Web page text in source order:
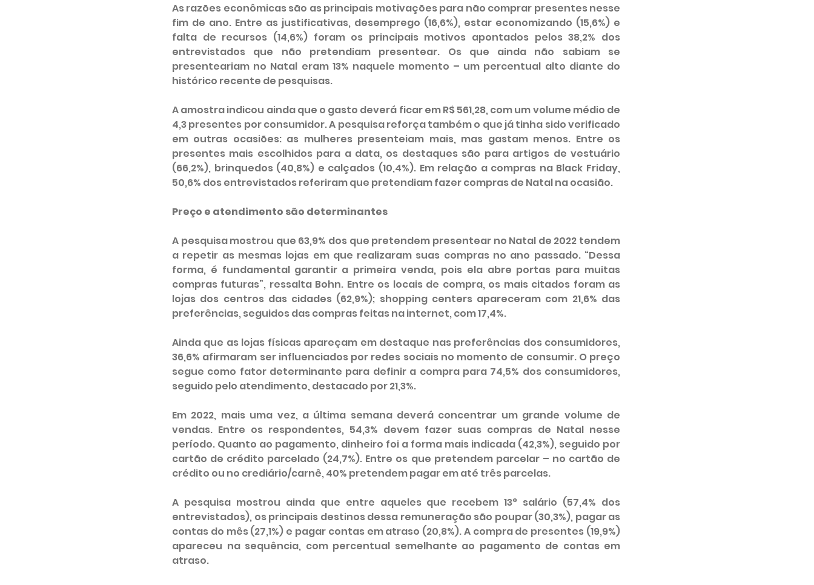
As razões econômicas são as principais motivações para não comprar presentes nesse
fim de ano. Entre as justificativas, desemprego (16,6%), estar economizando (15,6%) e
falta de recursos (14,6%) foram os principais motivos apontados pelos 38,2% dos
entrevistados que não pretendiam presentear. Os que ainda não sabiam se
presenteariam no Natal eram 13% naquele momento – um percentual alto diante do
histórico recente de pesquisas.
A amostra indicou ainda que o gasto deverá ficar em R$ 561,28, com um volume médio de
4,3 presentes por consumidor. A pesquisa reforça também o que já tinha sido verificado
em outras ocasiões: as mulheres presenteiam mais, mas gastam menos. Entre os
presentes mais escolhidos para a data, os destaques são para artigos de vestuário
(66,2%), brinquedos (40,8%) e calçados (10,4%). Em relação a compras na Black Friday,
50,6% dos entrevistados referiram que pretendiam fazer compras de Natal na ocasião.
Preço e atendimento são determinantes
A pesquisa mostrou que 63,9% dos que pretendem presentear no Natal de 2022 tendem
a repetir as mesmas lojas em que realizaram suas compras no ano passado. “Dessa
forma, é fundamental garantir a primeira venda, pois ela abre portas para muitas
compras futuras”, ressalta Bohn. Entre os locais de compra, os mais citados foram as
lojas dos centros das cidades (62,9%); shopping centers apareceram com 21,6% das
preferências, seguidos das compras feitas na internet, com 17,4%.
Ainda que as lojas físicas apareçam em destaque nas preferências dos consumidores,
36,6% afirmaram ser influenciados por redes sociais no momento de consumir. O preço
segue como fator determinante para definir a compra para 74,5% dos consumidores,
seguido pelo atendimento, destacado por 21,3%.
Em 2022, mais uma vez, a última semana deverá concentrar um grande volume de
vendas. Entre os respondentes, 54,3% devem fazer suas compras de Natal nesse
período. Quanto ao pagamento, dinheiro foi a forma mais indicada (42,3%), seguido por
cartão de crédito parcelado (24,7%). Entre os que pretendem parcelar – no cartão de
crédito ou no crediário/carnê, 40% pretendem pagar em até três parcelas.
A pesquisa mostrou ainda que entre aqueles que recebem 13° salário (57,4% dos
entrevistados), os principais destinos dessa remuneração são poupar (30,3%), pagar as
contas do mês (27,1%) e pagar contas em atraso (20,8%). A compra de presentes (19,9%)
apareceu na sequência, com percentual semelhante ao pagamento de contas em
atraso.